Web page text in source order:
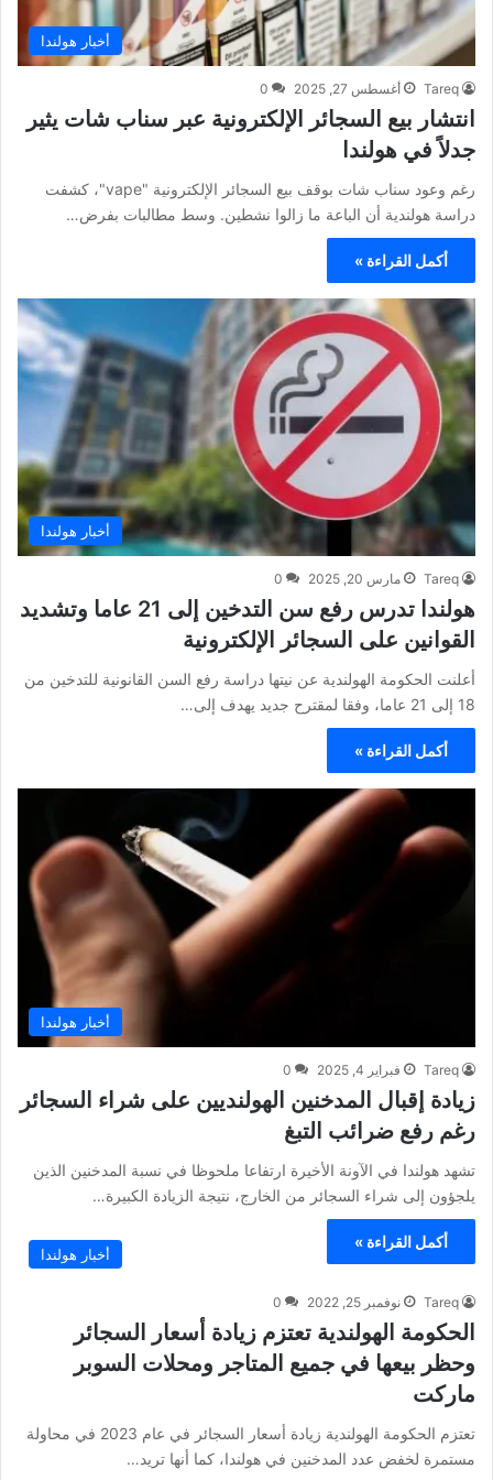
أخبار هولندا
Tareq أغسطس 27, 2025 0
انتشار بيع السجائر الإلكترونية عبر سناب شات يثير
جدلاً في هولندا
رغم وعود سناب شات بوقف بيع السجائر الإلكترونية "vape"، كشفت
دراسة هولندية أن الباعة ما زالوا نشطين. وسط مطالبات بفرض…
أكمل القراءة »
أخبار هولندا
Tareq مارس 20, 2025 0
هولندا تدرس رفع سن التدخين إلى 21 عاما وتشديد
القوانين على السجائر الإلكترونية
أعلنت الحكومة الهولندية عن نيتها دراسة رفع السن القانونية للتدخين من
18 إلى 21 عاما، وفقا لمقترح جديد يهدف إلى…
أكمل القراءة »
أخبار هولندا
Tareq فبراير 4, 2025 0
زيادة إقبال المدخنين الهولنديين على شراء السجائر
رغم رفع ضرائب التبغ
تشهد هولندا في الآونة الأخيرة ارتفاعا ملحوظا في نسبة المدخنين الذين
يلجؤون إلى شراء السجائر من الخارج، نتيجة الزيادة الكبيرة…
أكمل القراءة »
أخبار هولندا
Tareq نوفمبر 25, 2022 0
الحكومة الهولندية تعتزم زيادة أسعار السجائر
وحظر بيعها في جميع المتاجر ومحلات السوبر
ماركت
تعتزم الحكومة الهولندية زيادة أسعار السجائر في عام 2023 في محاولة
مستمرة لخفض عدد المدخنين في هولندا، كما أنها تريد…